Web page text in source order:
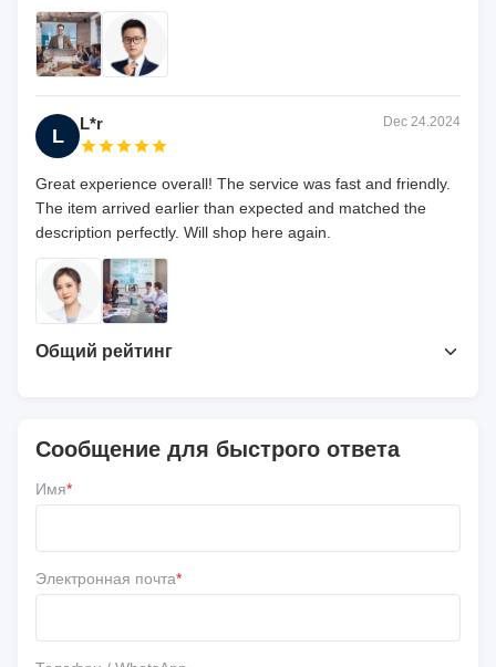
L
L*r Dec 24.2024
Great experience overall! The service was fast and friendly.
The item arrived earlier than expected and matched the
description perfectly. Will shop here again.
Общий рейтинг
Напишите обзор
Сообщение для быстрого ответа
Имя*
Электронная почта*